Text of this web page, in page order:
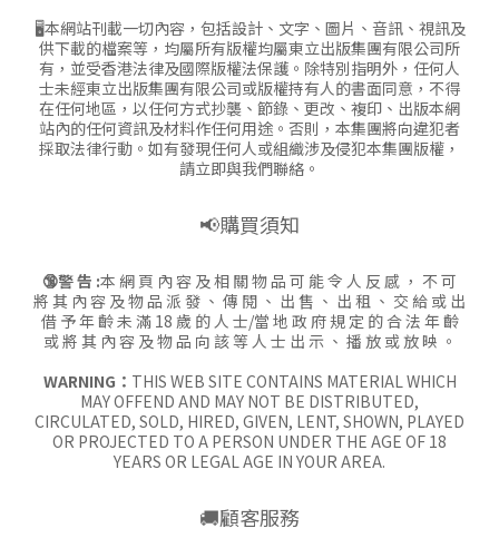
🖥本網站刊載一切內容，包括設計、文字、圖片、音訊、視訊及
供下載的檔案等，均屬所有版權均屬東立出版集團有限公司所
有，並受香港法律及國際版權法保護。除特別指明外，任何人
士未經東立出版集團有限公司或版權持有人的書面同意，不得
在任何地區，以任何方式抄襲、節錄、更改、複印、出版本網
站內的任何資訊及材料作任何用途。否則，本集團將向違犯者
採取法律行動。如有發現任何人或組織涉及侵犯本集團版權，
請立即與我們聯絡。
📢購買須知
🔞警 告 :本 網 頁 內 容 及 相 關 物 品 可 能 令 人 反 感 ， 不 可
將 其 內 容 及 物 品 派 發 、 傳 閱 、 出 售 、 出 租 、 交 給 或 出
借 予 年 齡 未 滿 18 歲 的 人 士/當 地 政 府 規 定 的 合 法 年 齡
或 將 其 內 容 及 物 品 向 該 等 人 士 出 示 、 播 放 或 放 映 。
WARNING： THIS WEB SITE CONTAINS MATERIAL WHICH
MAY OFFEND AND MAY NOT BE DISTRIBUTED,
CIRCULATED, SOLD, HIRED, GIVEN, LENT, SHOWN, PLAYED
OR PROJECTED TO A PERSON UNDER THE AGE OF 18
YEARS OR LEGAL AGE IN YOUR AREA.
🚚顧客服務